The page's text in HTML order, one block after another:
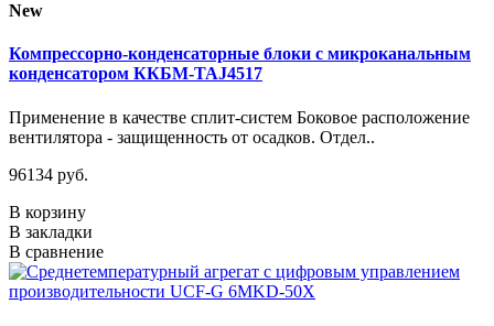
New
Компрессорно-конденсаторные блоки с микроканальным
конденсатором ККБМ-TAJ4517
Применение в качестве сплит-систем Боковое расположение
вентилятора - защищенность от осадков. Отдел..
96134 руб.
В корзину
В закладки
В сравнение